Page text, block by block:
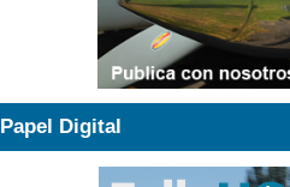
Papel Digital